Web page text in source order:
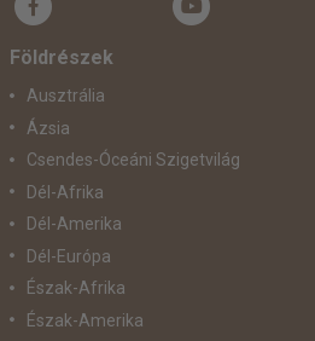
Földrészek
Ausztrália
Ázsia
Csendes-Óceáni Szigetvilág
Dél-Afrika
Dél-Amerika
Dél-Európa
Észak-Afrika
Észak-Amerika